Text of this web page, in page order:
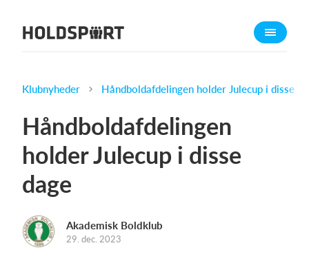
Om Holdsport
Presseomtale
Funktioner
Kalender
Hjemmeside
Webshop
Klubnyheder Håndboldafdelingen holder Julecup i disse
Håndboldafdelingen
holder Julecup i disse
dage
Akademisk Boldklub
29. dec. 2023